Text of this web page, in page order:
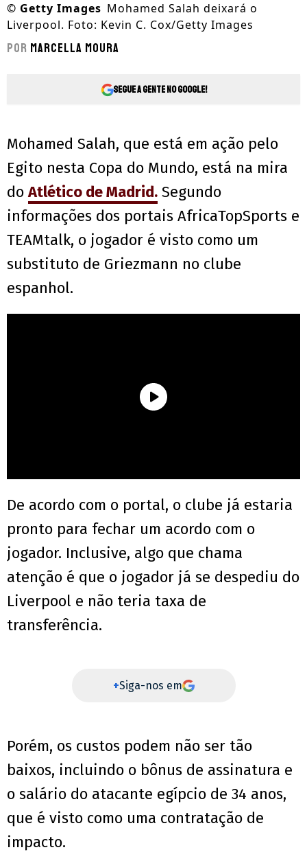
© Getty Images Mohamed Salah deixará o
Liverpool. Foto: Kevin C. Cox/Getty Images
Por Marcella Moura
Segue a gente no Google!
Mohamed Salah, que está em ação pelo
Egito nesta Copa do Mundo, está na mira
doAtlético de Madrid. Segundo
informações dos portais AfricaTopSports e
TEAMtalk, o jogador é visto como um
substituto de Griezmann no clube
espanhol.
De acordo com o portal, o clube já estaria
pronto para fechar um acordo com o
jogador. Inclusive, algo que chama
atenção é que o jogador já se despediu do
Liverpool e não teria taxa de
transferência.
+Siga-nos em
Porém, os custos podem não ser tão
baixos, incluindo o bônus de assinatura e
o salário do atacante egípcio de 34 anos,
que é visto como uma contratação de
impacto.